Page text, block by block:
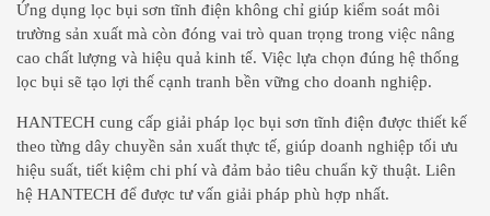
Ứng dụng lọc bụi sơn tĩnh điện không chỉ giúp kiểm soát môi
trường sản xuất mà còn đóng vai trò quan trọng trong việc nâng
cao chất lượng và hiệu quả kinh tế. Việc lựa chọn đúng hệ thống
lọc bụi sẽ tạo lợi thế cạnh tranh bền vững cho doanh nghiệp.
HANTECH cung cấp giải pháp lọc bụi sơn tĩnh điện được thiết kế
theo từng dây chuyền sản xuất thực tế, giúp doanh nghiệp tối ưu
hiệu suất, tiết kiệm chi phí và đảm bảo tiêu chuẩn kỹ thuật. Liên
hệ HANTECH để được tư vấn giải pháp phù hợp nhất.